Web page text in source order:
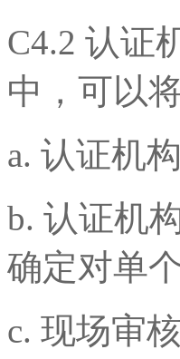
C4.2 认证
中，可以
a. 认证机
b. 认证机
确定对单
c. 现场审